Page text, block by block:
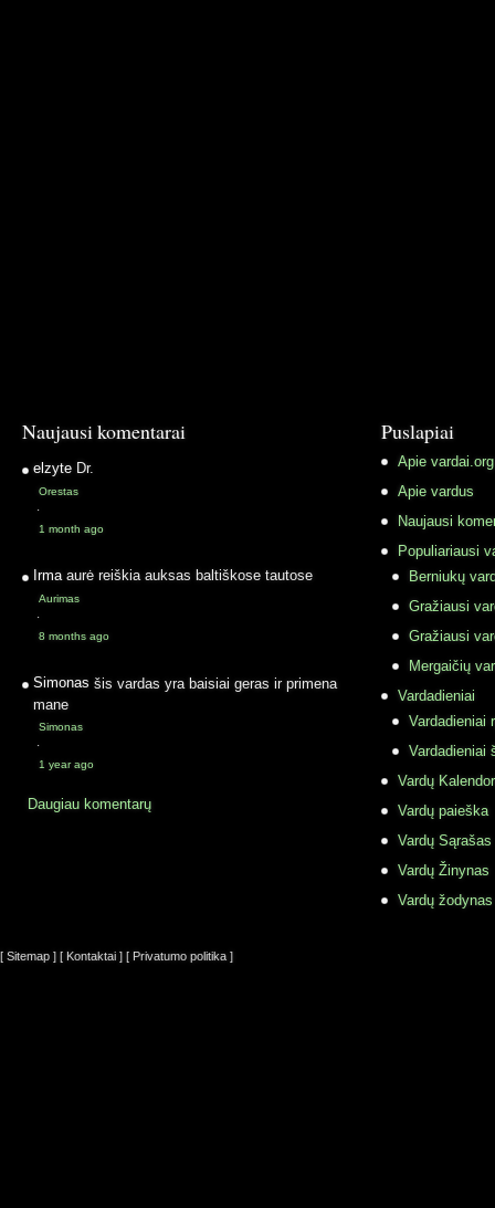
Naujausi komentarai
elzyte Dr.
Orestas
·
1 month ago
Irma aurė reiškia auksas baltiškose tautose
Aurimas
·
8 months ago
Simonas šis vardas yra baisiai geras ir primena
mane
Simonas
·
1 year ago
Daugiau komentarų
Puslapiai
Apie vardai.org
Apie vardus
Naujausi
Populiariausi
Berniukų
Gražiausi
Gražiausi
Mergaičių
Vardadieniai
Vardadieniai
Vardadieniai
Vardų
Vardų paieška
Vardų Sąrašas
Vardų Žinynas
Vardų
[ Sitemap ] [ Kontaktai ] [ Privatumo politika ]